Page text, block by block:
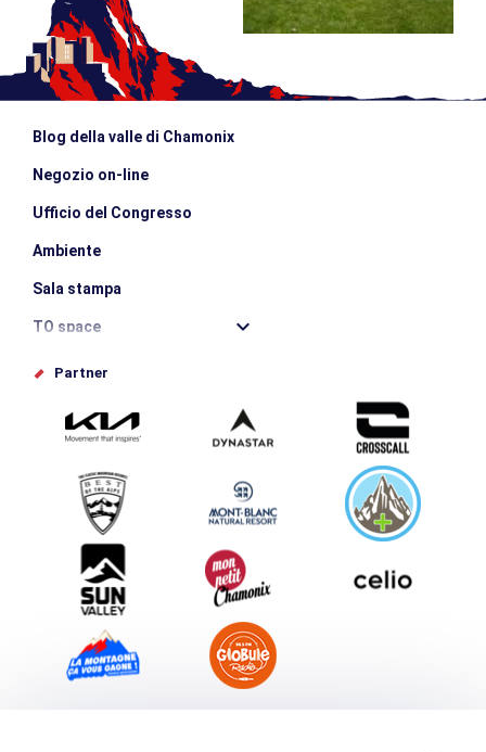
Blog della valle di Chamonix
Negozio on-line
Ufficio del Congresso
Ambiente
Sala stampa
TO space
Offices de tourisme
Inviate il vostro evento
Service groupes et séminaires
Scaricare
Turismo e disabilità
Partner